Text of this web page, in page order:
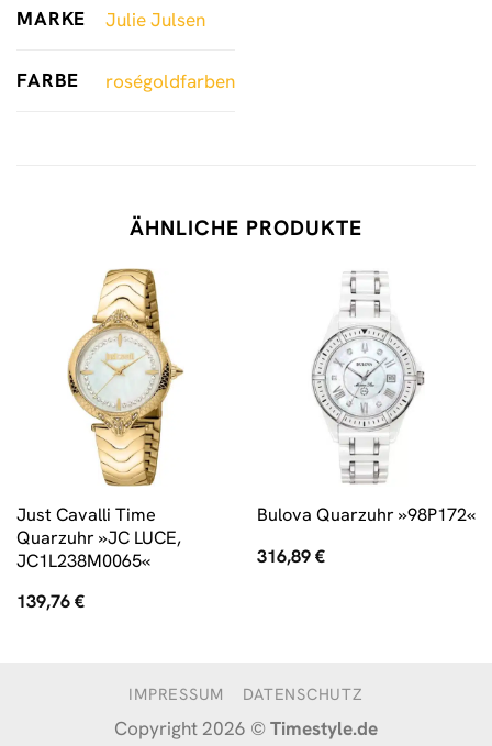
MARKE Julie Julsen
FARBE roségoldfarben
ÄHNLICHE PRODUKTE
Just Cavalli Time
Quarzuhr »JC LUCE,
JC1L238M0065«
139,76€
Bulova Quarzuhr »98P172«
316,89€
IMPRESSUM DATENSCHUTZ
Copyright 2026 ©Timestyle.de